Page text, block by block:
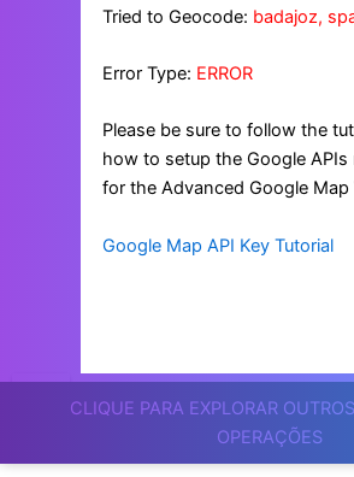
CLIQUE PARA EXPLORAR
OPERAÇÕES
Tried to Geocode: badajoz,
Error Type: ERROR
Please be sure to follow the
how to setup the Google APIs
for the Advanced Google Map
Google Map API Key Tutorial